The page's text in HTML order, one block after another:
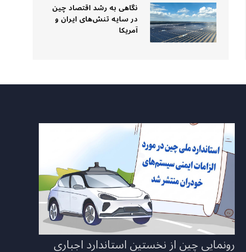
نگاهی به رشد اقتصاد چین
در سایه تنش‌های ایران و
آمریکا
رونمایی چین از نخستین استاندارد اجباری